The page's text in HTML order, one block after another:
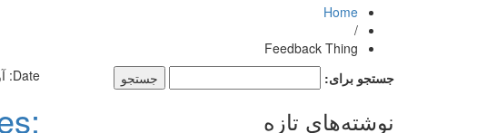
Home
/
Feedback Thing
Date:
جستجو برای:
نوشته‌های تازه